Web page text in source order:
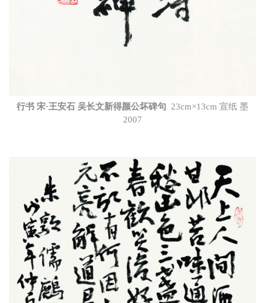
行书 宋·王安石 吴长文新得颜公坏碑句 23cm×13cm 宣纸 墨
2007